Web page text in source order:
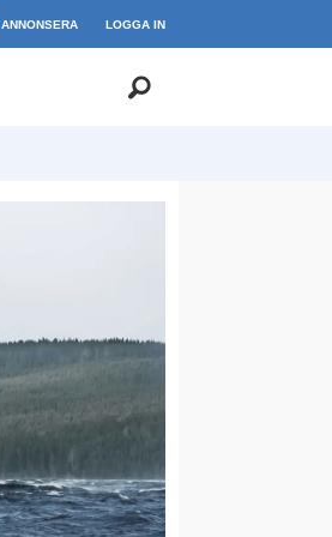
ANNONSERA LOGGA IN